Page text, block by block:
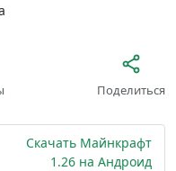
Поделиться
Скачать Майнкрафт
1.26 на Андроид